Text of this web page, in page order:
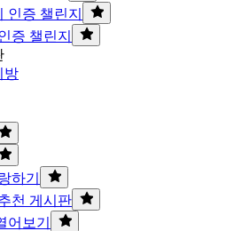
인증 챌린지
증 챌린지
방
하기
천 게시판
어보기